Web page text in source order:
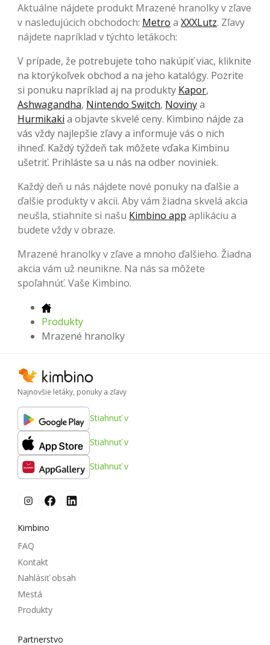
Aktuálne nájdete produkt Mrazené hranolky v zľave
v nasledujúcich obchodoch: Metro a XXXLutz. Zľavy
nájdete napríklad v týchto letákoch:
V prípade, že potrebujete toho nakúpiť viac, kliknite
na ktorýkoľvek obchod a na jeho katalógy. Pozrite
si ponuku napríklad aj na produkty Kapor,
Ashwagandha, Nintendo Switch, Novinya
Hurmikaki a objavte skvelé ceny. Kimbino nájde za
vás vždy najlepšie zľavy a informuje vás o nich
ihneď. Každý týždeň tak môžete vďaka Kimbinu
ušetriť. Prihláste sa u nás na odber noviniek.
Každý deň u nás nájdete nové ponuky na ďalšie a
ďalšie produkty v akcii. Aby vám žiadna skvelá akcia
neušla, stiahnite si našu Kimbino app aplikáciu a
budete vždy v obraze.
Mrazené hranolky v zľave a mnoho ďalšieho. Žiadna
akcia vám už neunikne. Na nás sa môžete
spoľahnúť. Vaše Kimbino.
Produkty
Mrazené hranolky
Najnovšie letáky, ponuky a zľavy
Stiahnuť v
Stiahnuť v
Stiahnuť v
Kimbino
FAQ
Kontakt
Nahlásiť obsah
Mestá
Produkty
Partnerstvo